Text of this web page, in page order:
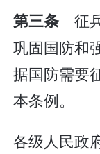
第三条 征
巩固国防和
据国防需要
本条例。
各级人民政